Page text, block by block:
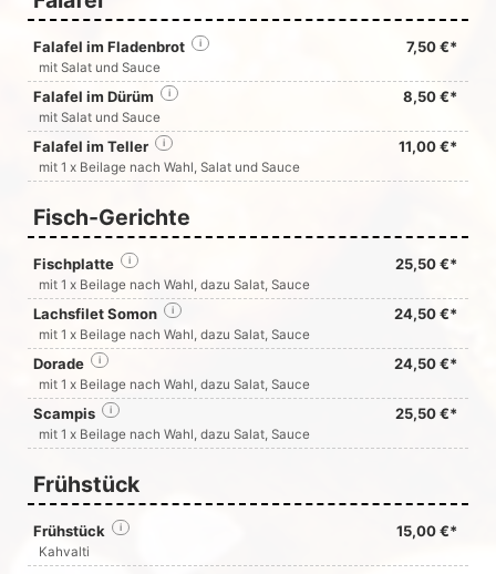
Falafel im Fladenbrot 7,50 €*
i
mit Salat und Sauce
Falafel im Dürüm 8,50 €*
i
mit Salat und Sauce
Falafel im Teller 11,00 €*
i
mit 1 x Beilage nach Wahl, Salat und Sauce
Fisch-Gerichte
Fischplatte 25,50 €*
i
mit 1 x Beilage nach Wahl, dazu Salat, Sauce
Lachsfilet Somon 24,50 €*
i
mit 1 x Beilage nach Wahl, dazu Salat, Sauce
Dorade 24,50 €*
i
mit 1 x Beilage nach Wahl, dazu Salat, Sauce
Scampis 25,50 €*
i
mit 1 x Beilage nach Wahl, dazu Salat, Sauce
Frühstück
Frühstück 15,00 €*
i
Kahvalti